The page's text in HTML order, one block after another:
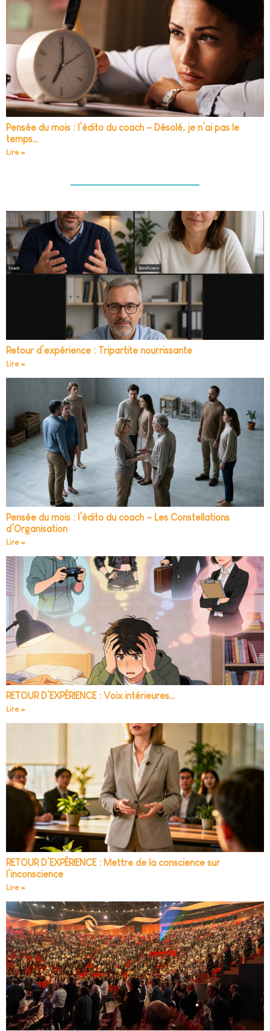
Pensée du mois : l’édito du coach – Désolé, je n’ai pas le
temps…
Lire »
Retour d’expérience : Tripartite nourrissante
Lire »
Pensée du mois : l’édito du coach – Les Constellations
d’Organisation
Lire »
RETOUR D’EXPÉRIENCE : Voix intérieures…
Lire »
RETOUR D’EXPÉRIENCE : Mettre de la conscience sur
l’inconscience
Lire »